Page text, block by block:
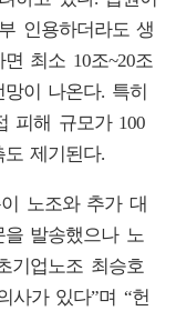
인용하더라도 생
최소 10조~20조
이 나온다. 특히
피해 규모가 100
제기된다.
노조와 추가 대
발송했으나 노
기업노조 최승호
사가 있다”며 “헌